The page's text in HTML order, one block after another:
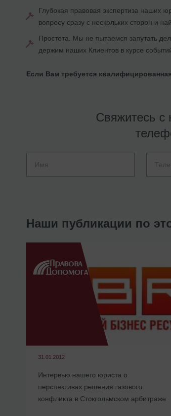
Глубокая правовая экспертиза наших
вопросу сразу с нескольких сторон и
Простота. Мы не пытаемся запутать
держим наших Клиентов в курсе
Если Вам требуется
Свяжитесь с
Наши публикации по
31.01.2012
Интервью нашего юриста о
перспективах решения газового
конфликта в Стокгольмском арбитраже